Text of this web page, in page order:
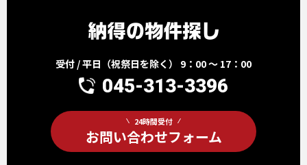
受付 / 平日（祝祭日を除く） 9：00 ～ 17：00
045-313-3396
24時間受付
お問い合わせフォーム